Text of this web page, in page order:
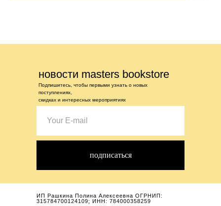
новости masters bookstore
Подпишитесь, чтобы первыми узнать о новых
поступлениях,
скидках и интересных мероприятиях
подписаться
ИП Рашкина Полина Алексеевна ОГРНИП:
315784700124109; ИНН: 784000358259